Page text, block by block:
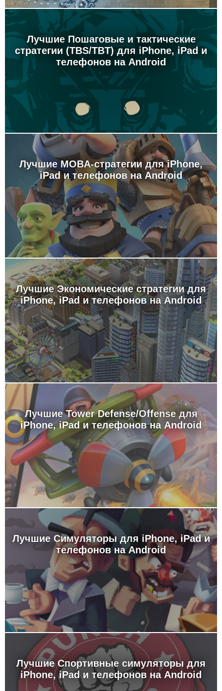
Лучшие Пошаговые и тактические
стратегии (TBS/TBT) для iPhone, iPad и
телефонов на Android
Лучшие MOBA-стратегии для iPhone,
iPad и телефонов на Android
Лучшие Экономические стратегии для
iPhone, iPad и телефонов на Android
Лучшие Tower Defense/Offense для
iPhone, iPad и телефонов на Android
Лучшие Симуляторы для iPhone, iPad и
телефонов на Android
Лучшие Спортивные симуляторы для
iPhone, iPad и телефонов на Android